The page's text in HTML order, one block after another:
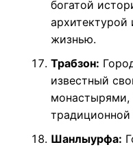
богатой
архитектурой
жизнью.
Трабзон:
известный
традиционной
Шанлыурфа: